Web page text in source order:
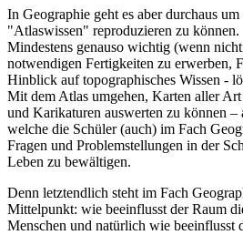
In Geographie geht es aber durchaus
"Atlaswissen" reproduzieren zu können.
Mindestens genauso wichtig (wenn
notwendigen Fertigkeiten zu erwerben,
Hinblick auf topographisches Wissen -
Mit dem Atlas umgehen, Karten aller
und Karikaturen auswerten zu können –
welche die Schüler (auch) im Fach
Fragen und Problemstellungen in der
Leben zu bewältigen.
Denn letztendlich steht im Fach
Mittelpunkt: wie beeinflusst der Raum
Menschen und natürlich wie beeinflusst